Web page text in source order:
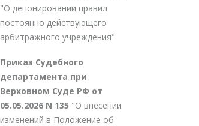
"О депонировании правил
постоянно действующего
арбитражного учреждения"
Приказ Судебного
департамента при
Верховном Суде РФ от
05.05.2026 N 135 "О внесении
изменений в Положение об